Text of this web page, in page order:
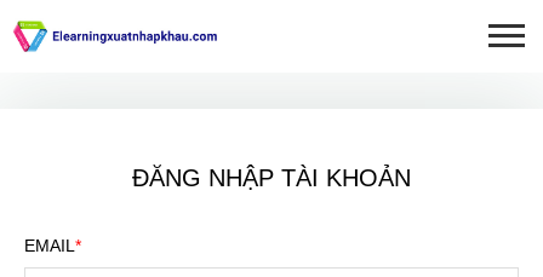
ĐĂNG NHẬP TÀI KHOẢN
EMAIL *